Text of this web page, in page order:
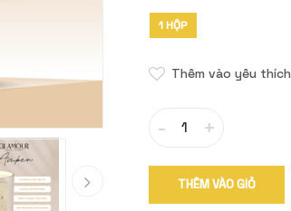
1 HỘP
Thêm vào yêu thích
- +
THÊM VÀO GIỎ